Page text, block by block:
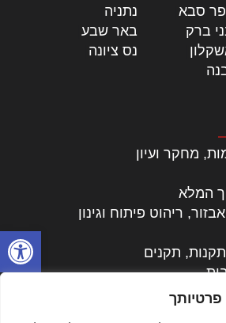
פתח
סבא נתניה
ברק באר שבע
נס ציונה
מחקר ועיון
המלא
ריהוט פיתוח וגינון
תקנות, תקנים
ועסקאות